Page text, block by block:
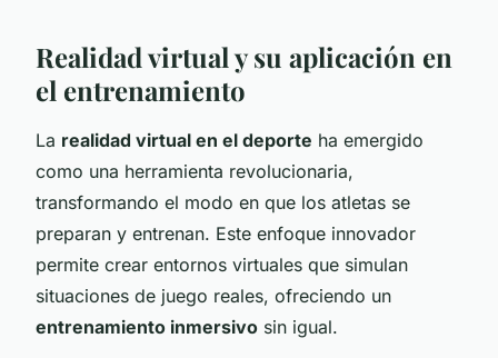
Realidad virtual y su aplicación en
el entrenamiento
La realidad virtual en el deporte ha emergido
como una herramienta revolucionaria,
transformando el modo en que los atletas se
preparan y entrenan. Este enfoque innovador
permite crear entornos virtuales que simulan
situaciones de juego reales, ofreciendo un
entrenamiento inmersivo sin igual.